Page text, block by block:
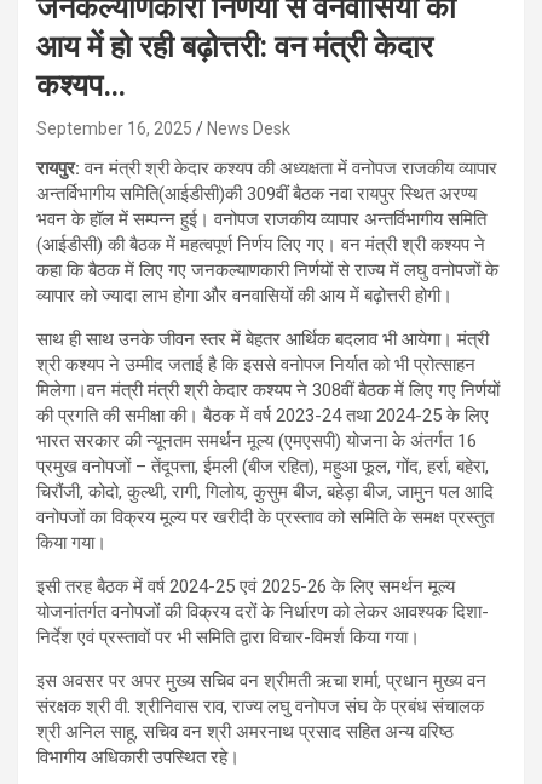
जनकल्याणकारी निर्णयों से वनवासियों की
आय में हो रही बढ़ोत्तरी: वन मंत्री केदार
कश्यप…
September 16, 2025 News Desk
रायपुर:वन मंत्री श्री केदार कश्यप की अध्यक्षता में वनोपज राजकीय व्यापार
अन्तर्विभागीय समिति(आईडीसी)की 309वीं बैठक नवा रायपुर स्थित अरण्य
भवन के हॉल में सम्पन्न हुई। वनोपज राजकीय व्यापार अन्तर्विभागीय समिति
(आईडीसी) की बैठक में महत्वपूर्ण निर्णय लिए गए। वन मंत्री श्री कश्यप ने
कहा कि बैठक में लिए गए जनकल्याणकारी निर्णयों से राज्य में लघु वनोपजों के
व्यापार को ज्यादा लाभ होगा और वनवासियों की आय में बढ़ोत्तरी होगी।
साथ ही साथ उनके जीवन स्तर में बेहतर आर्थिक बदलाव भी आयेगा। मंत्री
श्री कश्यप ने उम्मीद जताई है कि इससे वनोपज निर्यात को भी प्रोत्साहन
मिलेगा।वन मंत्री मंत्री श्री केदार कश्यप ने 308वीं बैठक में लिए गए निर्णयों
की प्रगति की समीक्षा की। बैठक में वर्ष 2023-24 तथा 2024-25 के लिए
भारत सरकार की न्यूनतम समर्थन मूल्य (एमएसपी) योजना के अंतर्गत 16
प्रमुख वनोपजों – तेंदूपत्ता, ईमली (बीज रहित), महुआ फूल, गोंद, हर्रा, बहेरा,
चिरौंजी, कोदो, कुल्थी, रागी, गिलोय, कुसुम बीज, बहेड़ा बीज, जामुन पल आदि
वनोपजों का विक्रय मूल्य पर खरीदी के प्रस्ताव को समिति के समक्ष प्रस्तुत
किया गया।
इसी तरह बैठक में वर्ष 2024-25 एवं 2025-26 के लिए समर्थन मूल्य
योजनांतर्गत वनोपजों की विक्रय दरों के निर्धारण को लेकर आवश्यक दिशा-
निर्देश एवं प्रस्तावों पर भी समिति द्वारा विचार-विमर्श किया गया।
इस अवसर पर अपर मुख्य सचिव वन श्रीमती ऋचा शर्मा, प्रधान मुख्य वन
संरक्षक श्री वी. श्रीनिवास राव, राज्य लघु वनोपज संघ के प्रबंध संचालक
श्री अनिल साहू, सचिव वन श्री अमरनाथ प्रसाद सहित अन्य वरिष्ठ
विभागीय अधिकारी उपस्थित रहे।